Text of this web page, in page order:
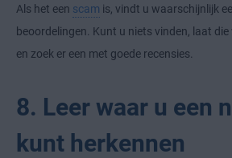
Als het een scam is, vindt u waarschijnlijk
beoordelingen. Kunt u niets vinden, laat
en zoek er een met goede recensies.
8. Leer waar u een
kunt herkennen